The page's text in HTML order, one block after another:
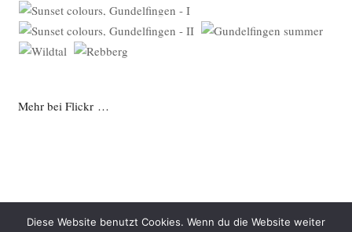
Mehr bei Flickr …
Diese Website benutzt Cookies. Wenn du die Website weiter